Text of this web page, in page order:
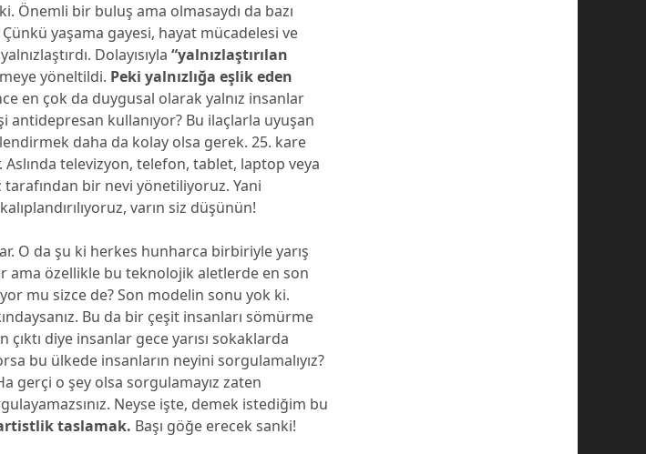
Önemli bir buluş ama olmasaydı da bazı
yaşama gayesi, hayat mücadelesi ve
Dolayısıyla“yalnızlaştırılan
yöneltildi. Peki yalnızlığa eşlik eden
en çok da duygusal olarak yalnız insanlar
antidepresan kullanıyor? Bu ilaçlarla uyuşan
daha da kolay olsa gerek. 25. kare
televizyon, telefon, tablet, laptop veya
bir nevi yönetiliyoruz. Yani
varın siz düşünün!
O da şu ki herkes hunharca birbiriyle yarış
ama özellikle bu teknolojik aletlerde en son
mu sizce de? Son modelin sonu yok ki.
Bu da bir çeşit insanları sömürme
diye insanlar gece yarısı sokaklarda
bu ülkede insanların neyini sorgulamalıyız?
gerçi o şey olsa sorgulamayız zaten
Neyse işte, demek istediğim bu
taslamak. Başı göğe erecek sanki!